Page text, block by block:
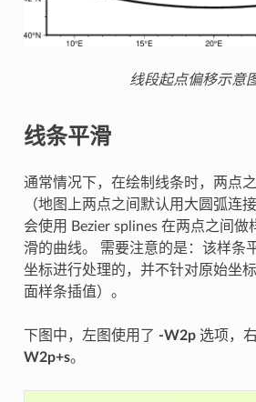
线段起点偏移示意
线条平滑
通常情况下，在绘制线条时，两点
（地图上两点之间默认用大圆弧连
会使用 Bezier splines 在两点之间
滑的曲线。 需要注意的是：该样条
坐标进行处理的，并不针对原始坐
面样条插值）。
下图中，左图使用了 -W2p选项，
W2p+s。